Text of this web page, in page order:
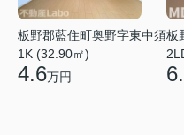
板野郡藍住町奥野字東中須
1K (32.90㎡)
4.6万円
板